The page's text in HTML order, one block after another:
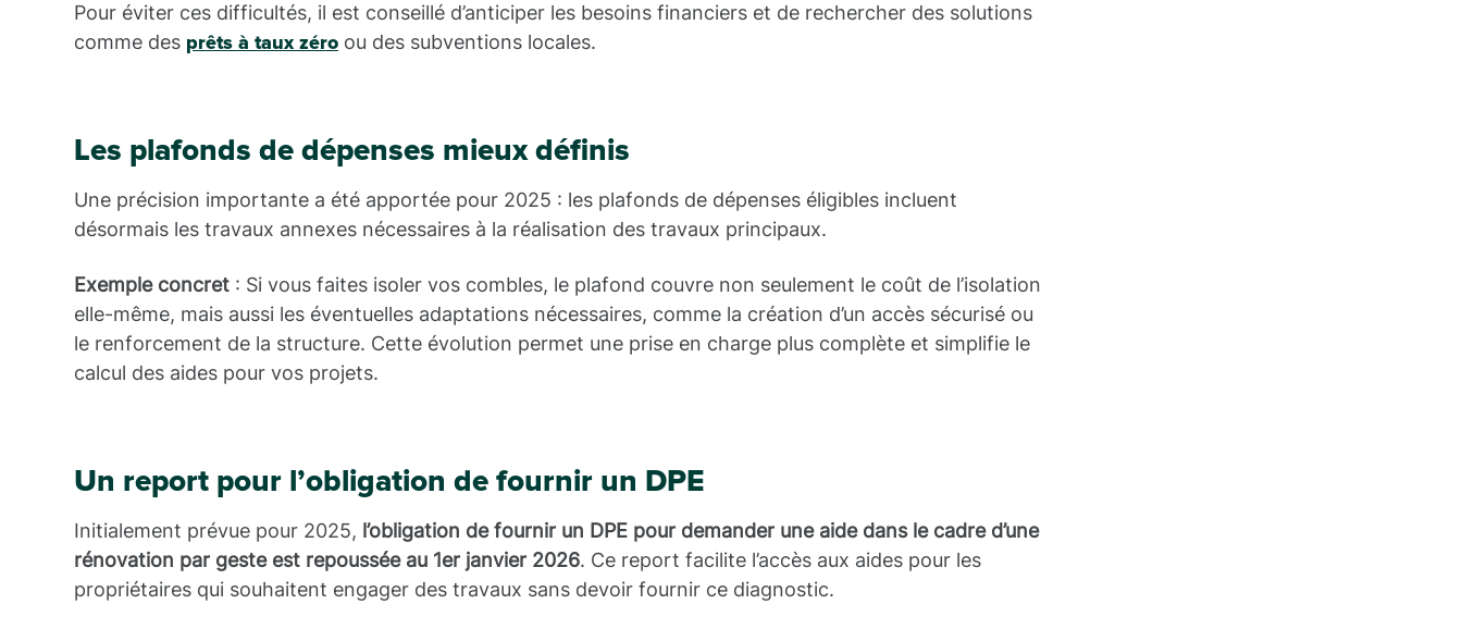
Pour éviter ces difficultés, il est conseillé d’anticiper les besoins financiers et de rechercher des solutions
comme des prêts à taux zéro ou des subventions locales.
Les plafonds de dépenses mieux définis
Une précision importante a été apportée pour 2025 : les plafonds de dépenses éligibles incluent
désormais les travaux annexes nécessaires à la réalisation des travaux principaux.
Exemple concret : Si vous faites isoler vos combles, le plafond couvre non seulement le coût de l’isolation
elle-même, mais aussi les éventuelles adaptations nécessaires, comme la création d’un accès sécurisé ou
le renforcement de la structure. Cette évolution permet une prise en charge plus complète et simplifie le
calcul des aides pour vos projets.
Un report pour l’obligation de fournir un DPE
Initialement prévue pour 2025, l’obligation de fournir un DPE pour demander une aide dans le cadre d’une
rénovation par geste est repoussée au 1er janvier 2026. Ce report facilite l’accès aux aides pour les
propriétaires qui souhaitent engager des travaux sans devoir fournir ce diagnostic.